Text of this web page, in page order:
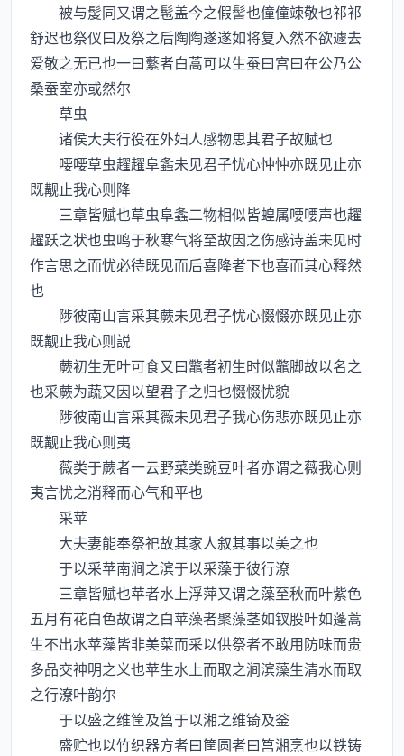
被与髲同又谓之髢盖今之假髻也僮僮竦敬也祁祁
舒迟也祭仪曰及祭之后陶陶遂遂如将复入然不欲遽去
爱敬之无已也一曰蘩者白蒿可以生蚕曰宫曰在公乃公
桑蚕室亦或然尔
草虫
诸侯大夫行役在外妇人感物思其君子故赋也
喓喓草虫趯趯阜螽未见君子忧心忡忡亦既见止亦
既觏止我心则降
三章皆赋也草虫阜螽二物相似皆蝗属喓喓声也趯
趯跃之状也虫鸣于秋寒气将至故因之伤感诗盖未见时
作言思之而忧必待既见而后喜降者下也喜而其心释然
也
陟彼南山言采其蕨未见君子忧心惙惙亦既见止亦
既觏止我心则説
蕨初生无叶可食又曰鼈者初生时似鼈脚故以名之
也采蕨为蔬又因以望君子之归也惙惙忧貌
陟彼南山言采其薇未见君子我心伤悲亦既见止亦
既觏止我心则夷
薇类于蕨者一云野菜类豌豆叶者亦谓之薇我心则
夷言忧之消释而心气和平也
采苹
大夫妻能奉祭祀故其家人叙其事以美之也
于以采苹南涧之滨于以采藻于彼行潦
三章皆赋也苹者水上浮萍又谓之藻至秋而叶紫色
五月有花白色故谓之白苹藻者聚藻茎如钗股叶如蓬蒿
生不出水苹藻皆非美菜而采以供祭者不敢用防味而贵
多品交神明之义也苹生水上而取之涧滨藻生清水而取
之行潦叶韵尔
于以盛之维筐及筥于以湘之维锜及釡
盛贮也以竹织器方者曰筐圆者曰筥湘烹也以铁铸